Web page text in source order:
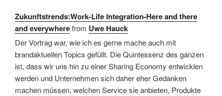
Zukunftstrends:Work-Life Integration-Here and there
and everywherefrom Uwe Hauck
Der Vortrag war, wie ich es gerne mache auch mit
brandaktuellen Topics gefüllt. Die Quintessenz des ganzen
ist, dass wir uns hin zu einer Sharing Economy entwicklen
werden und Unternehmen sich daher eher Gedanken
machen müssen, welchen Service sie anbieten, Produkte